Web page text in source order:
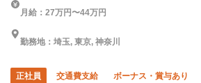
月給：27万円〜44万円
勤務地：埼玉, 東京, 神奈川
正社員 交通費支給 ボーナス・賞与あり